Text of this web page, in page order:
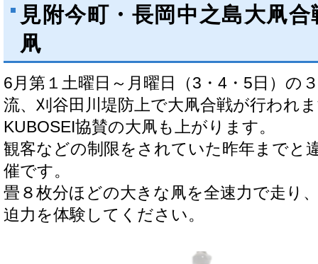
見附今町・長岡中之島大凧
凧
6月第１土曜日～月曜日（3・4・5日）の
流、刈谷田川堤防上で大凧合戦が行われ
KUBOSEI協賛の大凧も上がります。
観客などの制限をされていた昨年までと
催です。
畳８枚分ほどの大きな凧を全速力で走り
迫力を体験してください。